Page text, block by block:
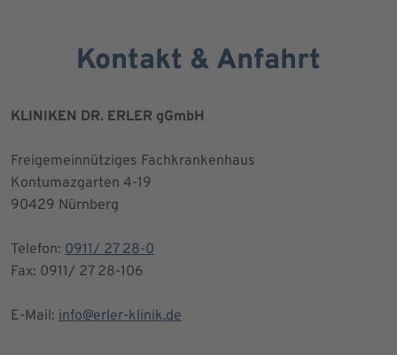
Kontakt & Anfahrt
KLINIKEN DR. ERLER gGmbH
Freigemeinnütziges Fachkrankenhaus
Kontumazgarten 4-19
90429 Nürnberg
Telefon: 0911/ 27 28-0
Fax: 0911/ 27 28-106
E-Mail: info@erler-klinik.de